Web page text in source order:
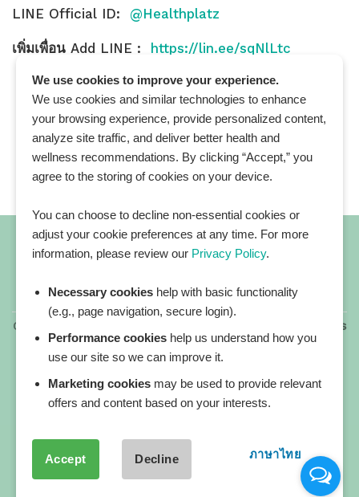
LINE Official ID: @Healthplatz
เพิ่มเพื่อน Add LINE : https://lin.ee/sqNlLtc
All blog posts
Copyright 2026 ©
All rights reserved. HEALTHPLATZ™ is
a registered trademark of Adbrandture Co., Ltd.
Our website services, content, and products are for
informational purposes only. Healthplatz does not
provide medical advice, diagnosis, or treatment.
We use cookies to improve your experience.
We use cookies and similar technologies to enhance
your browsing experience, provide personalized content,
analyze site traffic, and deliver better health and
wellness recommendations. By clicking “Accept,” you
agree to the storing of cookies on your device.
You can choose to decline non-essential cookies or
adjust your cookie preferences at any time. For more
information, please review our Privacy Policy.
Necessary cookies help with basic functionality
(e.g., page navigation, secure login).
Performance cookies help us understand how you
use our site so we can improve it.
Marketing cookies may be used to provide relevant
offers and content based on your interests.
Accept Decline ภาษาไทย